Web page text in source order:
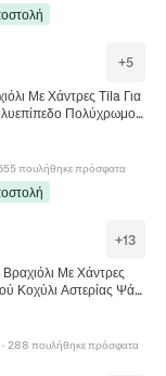
+5
Με Χάντρες Tila Για
Πολύχρωμο
Παραλίας
πουλήθηκε πρόσφατα
+13
Με Χάντρες
Κοχύλι Αστερίας Ψάρι
Στυλ Παραλίας
Ρητίνη Για Γυναίκες
· 288 πουλήθηκε πρόσφατα